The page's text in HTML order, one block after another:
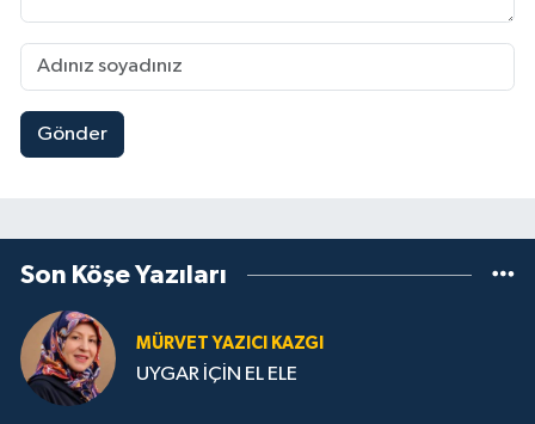
Gönder
Son Köşe Yazıları
MÜRVET YAZICI KAZGI
UYGAR İÇİN EL ELE